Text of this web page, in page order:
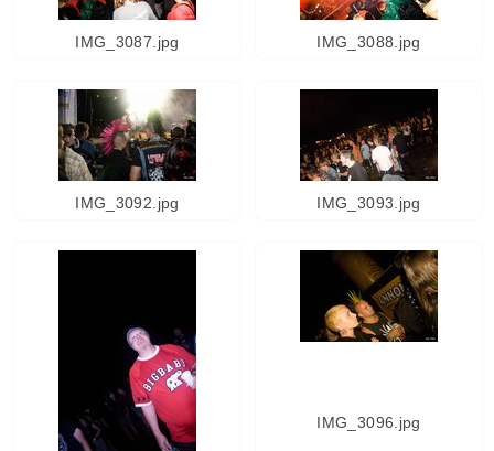
IMG_3087.jpg IMG_3088.jpg
IMG_3092.jpg IMG_3093.jpg
IMG_3096.jpg